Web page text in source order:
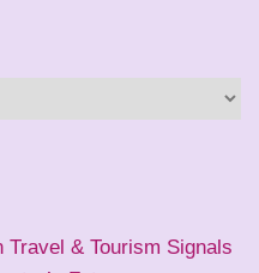
& Tourism Signals